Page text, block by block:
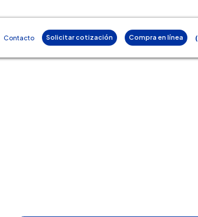
Contacto Solicitar cotización Compra en línea